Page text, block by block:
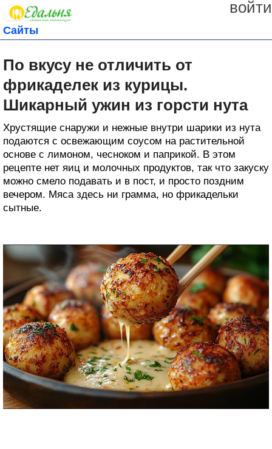
войти
Сайты
По вкусу не отличить от
фрикаделек из курицы.
Шикарный ужин из горсти нута
Хрустящие снаружи и нежные внутри шарики из нута
подаются с освежающим соусом на растительной
основе с лимоном, чесноком и паприкой. В этом
рецепте нет яиц и молочных продуктов, так что закуску
можно смело подавать и в пост, и просто поздним
вечером. Мяса здесь ни грамма, но фрикадельки
сытные.